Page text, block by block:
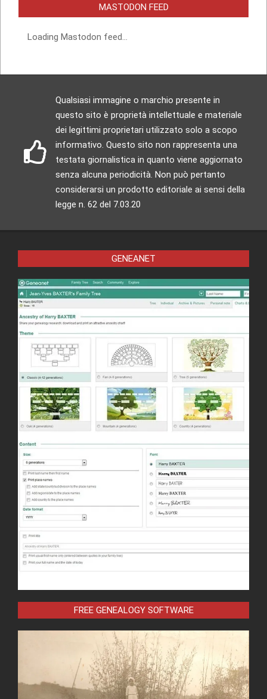
MASTODON FEED
Loading Mastodon feed...
Qualsiasi immagine o marchio presente in
questo sito è proprietà intellettuale e materiale
dei legittimi proprietari utilizzato solo a scopo
informativo. Questo sito non rappresenta una
testata giornalistica in quanto viene aggiornato
senza alcuna periodicità. Non può pertanto
considerarsi un prodotto editoriale ai sensi della
legge n. 62 del 7.03.20
GENEANET
FREE GENEALOGY SOFTWARE